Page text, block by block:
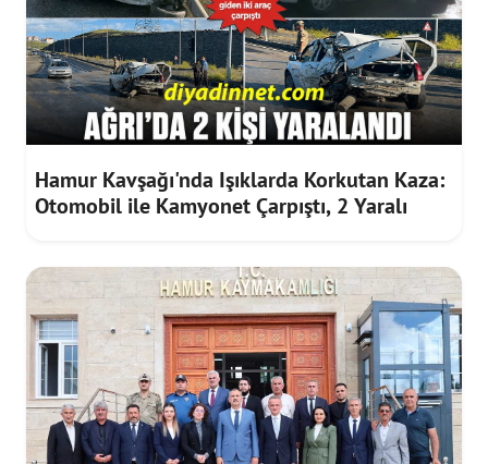
Hamur Kavşağı'nda Işıklarda Korkutan Kaza:
Otomobil ile Kamyonet Çarpıştı, 2 Yaralı